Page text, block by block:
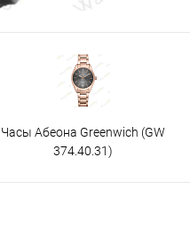
Часы Абеона Greenwich (GW
374.40.31)